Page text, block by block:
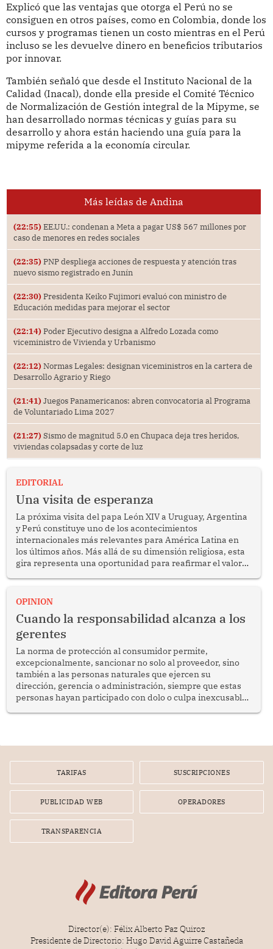
Explicó que las ventajas que otorga el Perú no se
consiguen en otros países, como en Colombia, donde los
cursos y programas tienen un costo mientras en el Perú
incluso se les devuelve dinero en beneficios tributarios
por innovar.
También señaló que desde el Instituto Nacional de la
Calidad (Inacal), donde ella preside el Comité Técnico
de Normalización de Gestión integral de la Mipyme, se
han desarrollado normas técnicas y guías para su
desarrollo y ahora están haciendo una guía para la
mipyme referida a la economía circular.
Más leídas de Andina
(22:55) EE.UU.: condenan a Meta a pagar US$ 567 millones por
caso de menores en redes sociales
(22:35) PNP despliega acciones de respuesta y atención tras
nuevo sismo registrado en Junín
(22:30) Presidenta Keiko Fujimori evaluó con ministro de
Educación medidas para mejorar el sector
(22:14) Poder Ejecutivo designa a Alfredo Lozada como
viceministro de Vivienda y Urbanismo
(22:12) Normas Legales: designan viceministros en la cartera de
Desarrollo Agrario y Riego
(21:41) Juegos Panamericanos: abren convocatoria al Programa
de Voluntariado Lima 2027
(21:27) Sismo de magnitud 5.0 en Chupaca deja tres heridos,
viviendas colapsadas y corte de luz
EDITORIAL
Una visita de esperanza
La próxima visita del papa León XIV a Uruguay, Argentina
y Perú constituye uno de los acontecimientos
internacionales más relevantes para América Latina en
los últimos años. Más allá de su dimensión religiosa, esta
gira representa una oportunidad para reafirmar el valor
enfrenta desafíos en materia de desarrollo, cohesión
OPINION
Cuando la responsabilidad alcanza a los
gerentes
La norma de protección al consumidor permite,
excepcionalmente, sancionar no solo al proveedor, sino
también a las personas naturales que ejercen su
dirección, gerencia o administración, siempre que estas
personas hayan participado con dolo o culpa inexcusable
por la frustrada realización de un meet and greet con
TARIFAS SUSCRIPCIONES
PUBLICIDAD WEB OPERADORES
TRANSPARENCIA
Director(e): Félix Alberto Paz Quiroz
Presidente de Directorio: Hugo David Aguirre Castañeda